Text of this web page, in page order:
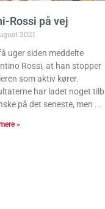
Rossi på vej
2021
uger siden meddelte
Rossi, at han stopper
som aktiv kører.
har ladet noget
på det seneste, men
»